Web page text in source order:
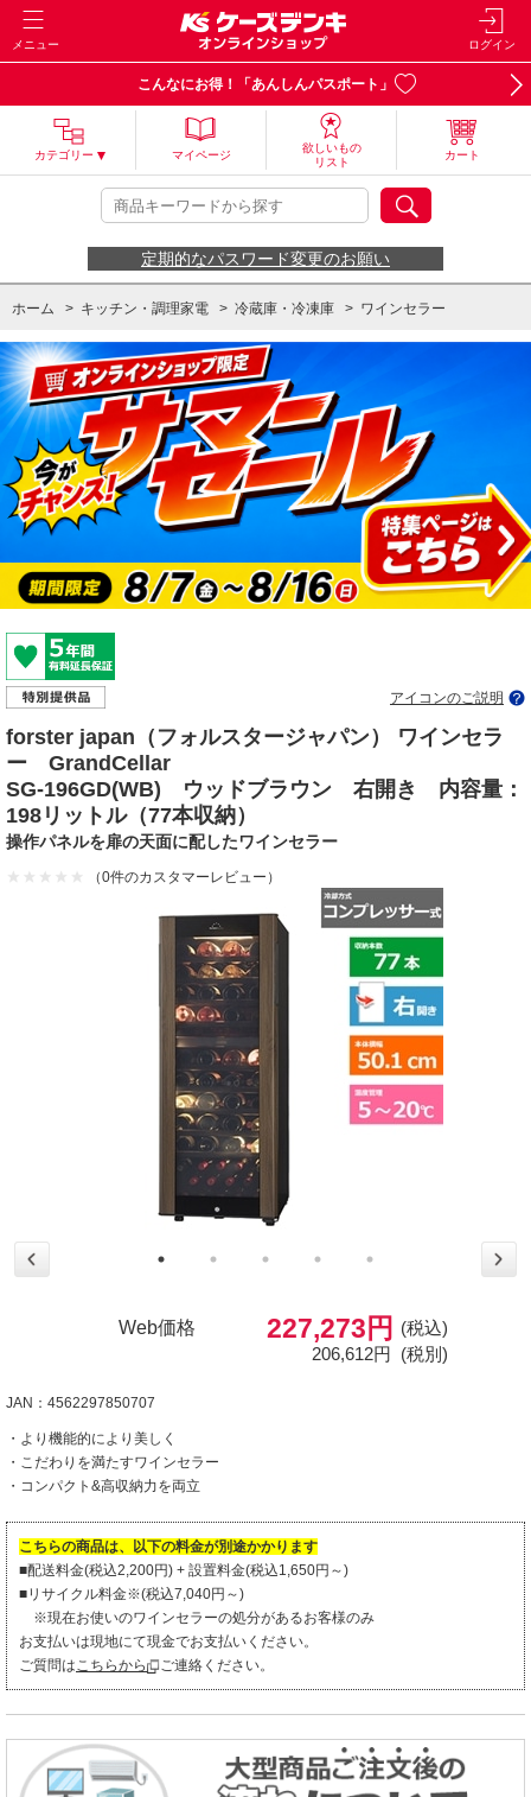
メニュー ログイン
こんなにお得！「あんしんパスポート」
カテゴリー マイページ
欲しいもの
リスト
カート
定期的なパスワード変更のお願い
ホーム > キッチン・調理家電 > 冷蔵庫・冷凍庫 > ワインセラー
ホーム > キッチン・調理家電 > 冷蔵庫・冷凍庫
ホーム > キッチン・調理家電 冷蔵庫・冷凍庫 ワインセラー
ホーム > キッチン・調理家電 > 冷蔵庫・冷凍庫 > ワインセラー
ホーム > キッチン・調理家電 > 冷蔵庫・冷凍庫 > ワインセラー > 2段温度
アイコンのご説明
forster japan（フォルスタージャパン） ワインセラ
ー GrandCellar
SG-196GD(WB) ウッドブラウン 右開き 内容量：
198リットル（77本収納）
操作パネルを扉の天面に配したワインセラー
（0件のカスタマーレビュー）
Web価格 227,273円
(税込)
206,612円 (税別)
JAN：4562297850707
・より機能的により美しく
・こだわりを満たすワインセラー
・コンパクト&高収納力を両立
こちらの商品は、以下の料金が別途かかります
■配送料金(税込2,200円) + 設置料金(税込1,650円～)
■リサイクル料金※(税込7,040円～)
※現在お使いのワインセラーの処分があるお客様のみ
お支払いは現地にて現金でお支払いください。
ご質問はこちらから ご連絡ください。